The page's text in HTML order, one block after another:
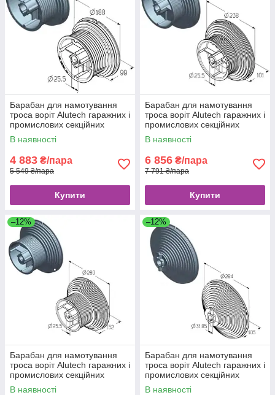
Барабан для намотування
троса воріт Alutech гаражних і
промислових секційних
CD054H
В наявності
4 883 ₴/пара
5 549 ₴/пара
Купити
Барабан для намотування
троса воріт Alutech гаражних і
промислових секційних
CD120Н
В наявності
6 856 ₴/пара
7 791 ₴/пара
Купити
–12%
Барабан для намотування
троса воріт Alutech гаражних і
промислових секційних
CD164H-5 / 4
В наявності
–12%
Барабан для намотування
троса воріт Alutech гаражних і
промислових секційних
CD018V-5/4
В наявності